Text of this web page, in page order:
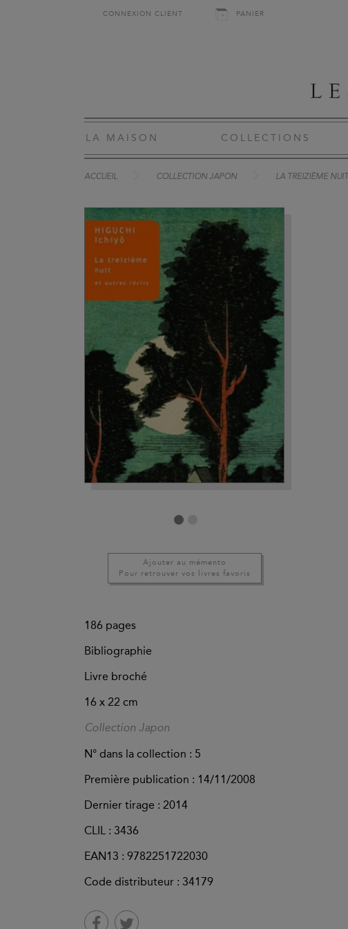
CONNEXION CLIENT PANIER
LA MAISON COLLECTIONS
ACCUEIL COLLECTION JAPON LA TREIZIÈME NUIT
Ajouter au mémento
Pour retrouver vos livres favoris
186 pages
Bibliographie
Livre broché
16 x 22 cm
Collection Japon
N° dans la collection : 5
Première publication : 14/11/2008
Dernier tirage : 2014
CLIL : 3436
EAN13 : 9782251722030
Code distributeur : 34179